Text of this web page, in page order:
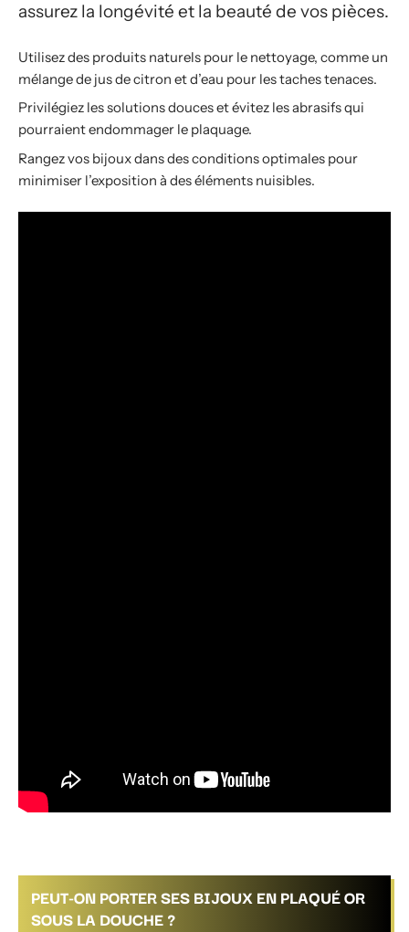
assurez la longévité et la beauté de vos pièces.
Utilisez des produits naturels pour le nettoyage, comme un
mélange de jus de citron et d’eau pour les taches tenaces.
Privilégiez les solutions douces et évitez les abrasifs qui
pourraient endommager le plaquage.
Rangez vos bijoux dans des conditions optimales pour
minimiser l’exposition à des éléments nuisibles.
PEUT-ON PORTER SES BIJOUX EN PLAQUÉ OR
SOUS LA DOUCHE ?